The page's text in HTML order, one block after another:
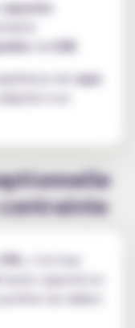
capacite
USB
de vape
à un
contrainte
, c’est leur
haute capacité en